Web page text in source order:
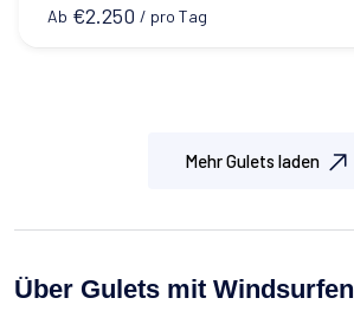
Ab €2.250 / pro Tag
Mehr Gulets laden
Über Gulets mit Windsurfen